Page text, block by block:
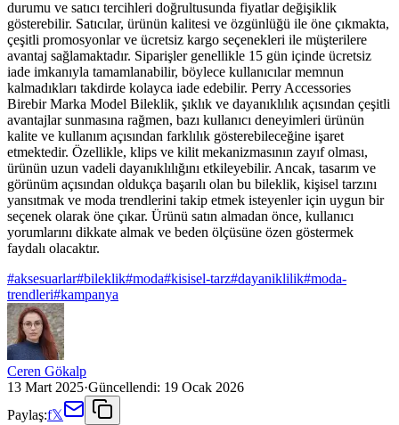
durumu ve satıcı tercihleri doğrultusunda fiyatlar değişiklik
gösterebilir. Satıcılar, ürünün kalitesi ve özgünlüğü ile öne çıkmakta,
çeşitli promosyonlar ve ücretsiz kargo seçenekleri ile müşterilere
avantaj sağlamaktadır. Siparişler genellikle 15 gün içinde ücretsiz
iade imkanıyla tamamlanabilir, böylece kullanıcılar memnun
kalmadıkları takdirde kolayca iade edebilir. Perry Accessories
Birebir Marka Model Bileklik, şıklık ve dayanıklılık açısından çeşitli
avantajlar sunmasına rağmen, bazı kullanıcı deneyimleri ürünün
kalite ve kullanım açısından farklılık gösterebileceğine işaret
etmektedir. Özellikle, klips ve kilit mekanizmasının zayıf olması,
ürünün uzun vadeli dayanıklılığını etkileyebilir. Ancak, tasarım ve
görünüm açısından oldukça başarılı olan bu bileklik, kişisel tarzını
yansıtmak ve moda trendlerini takip etmek isteyenler için uygun bir
seçenek olarak öne çıkar. Ürünü satın almadan önce, kullanıcı
yorumlarını dikkate almak ve beden ölçüsüne özen göstermek
faydalı olacaktır.
#aksesuarlar#bileklik#moda#kisisel-tarz#dayaniklilik#moda-
trendleri#kampanya
Ceren Gökalp
13 Mart 2025·Güncellendi: 19 Ocak 2026
Paylaş:f𝕏